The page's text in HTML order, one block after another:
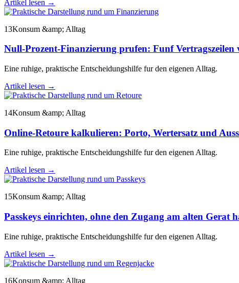
Artikel lesen →
13Konsum &amp; Alltag
Null-Prozent-Finanzierung prufen: Funf
Eine ruhige, praktische Entscheidungshilfe fur den eigenen Alltag.
Artikel lesen →
14Konsum &amp; Alltag
Online-Retoure kalkulieren: Porto, Wertersatz und
Eine ruhige, praktische Entscheidungshilfe fur den eigenen Alltag.
Artikel lesen →
15Konsum &amp; Alltag
Passkeys einrichten, ohne den Zugang am alten Gerat
Eine ruhige, praktische Entscheidungshilfe fur den eigenen Alltag.
Artikel lesen →
16Konsum &amp; Alltag